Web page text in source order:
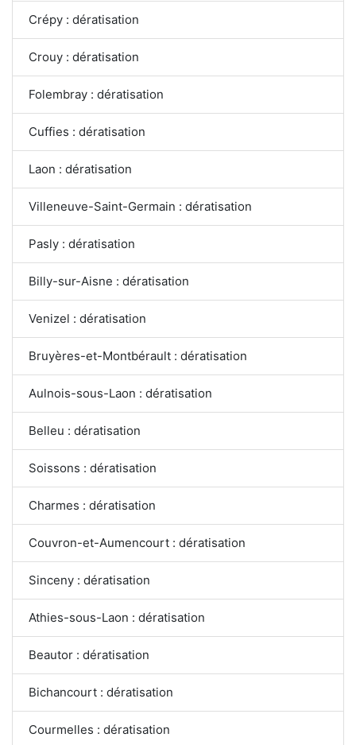
Crépy : dératisation
Crouy : dératisation
Folembray : dératisation
Cuffies : dératisation
Laon : dératisation
Villeneuve-Saint-Germain : dératisation
Pasly : dératisation
Billy-sur-Aisne : dératisation
Venizel : dératisation
Bruyères-et-Montbérault : dératisation
Aulnois-sous-Laon : dératisation
Belleu : dératisation
Soissons : dératisation
Charmes : dératisation
Couvron-et-Aumencourt : dératisation
Sinceny : dératisation
Athies-sous-Laon : dératisation
Beautor : dératisation
Bichancourt : dératisation
Courmelles : dératisation